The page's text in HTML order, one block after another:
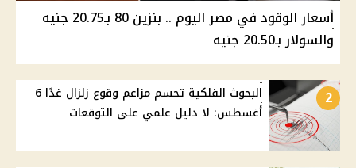
أسعار الوقود في مصر اليوم .. بنزين 80 بـ20.75 جنيه
والسولار بـ20.50 جنيه
2
البحوث الفلكية تحسم مزاعم وقوع زلزال غدًا 6
أغسطس: لا دليل علمي على التوقعات